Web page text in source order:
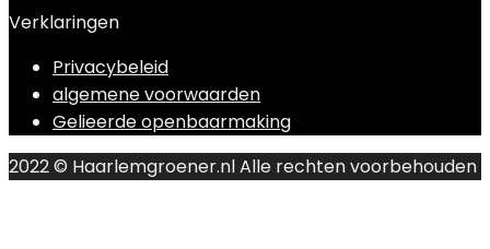
Verklaringen
Privacybeleid
algemene voorwaarden
Gelieerde openbaarmaking
2022 © Haarlemgroener.nl Alle rechten voorbehouden